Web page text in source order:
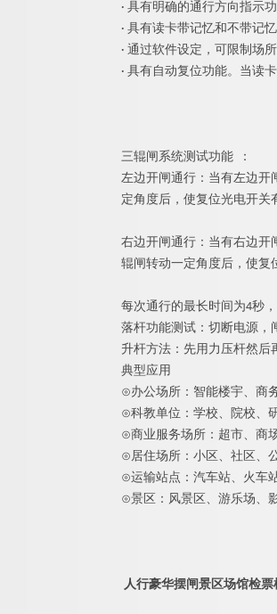
· 具有明确的通行方向指示
· 具有读卡带记忆和不带记
· 通过软件设定，可限制场
· 具有自动复位功能。当读
三辊闸系统测试功能
：
左边开闸通行：当有左边开
定角度后，使复位光电开关
右边开闸通行：当有右边开
辊闸转动一定角度后，使复
每次通行的最长时间 为4秒
落杆功能测试：切断电源，
升杆方法：先用力压杆然后
典型应用
⊙办公场所：智能楼宇、商
⊙科教单位：学校、院校、
⊙商业服务场所：超市、商
⊙居住场所：小区、社区、
⊙运输站点：汽车站、火车
⊙景区：风景区、游乐场、
人行豪华摆闸景区场馆检票